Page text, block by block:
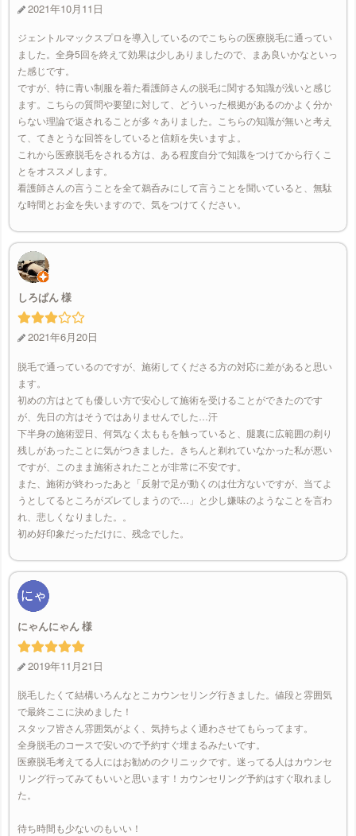
2021年10月11日
ジェントルマックスプロを導入しているのでこちらの医療脱毛に通ってい
ました。全身5回を終えて効果は少しありましたので、まあ良いかなといっ
た感じです。
ですが、特に青い制服を着た看護師さんの脱毛に関する知識が浅いと感じ
ます。こちらの質問や要望に対して、どういった根拠があるのかよく分か
らない理論で返されることが多々ありました。こちらの知識が無いと考え
て、てきとうな回答をしていると信頼を失いますよ。
これから医療脱毛をされる方は、ある程度自分で知識をつけてから行くこ
とをオススメします。
看護師さんの言うことを全て鵜呑みにして言うことを聞いていると、無駄
な時間とお金を失いますので、気をつけてください。
しろぱん
2021年6月20日
脱毛で通っているのですが、施術してくださる方の対応に差があると思い
ます。
初めの方はとても優しい方で安心して施術を受けることができたのです
が、先日の方はそうではありませんでした…汗
下半身の施術翌日、何気なく太ももを触っていると、腿裏に広範囲の剃り
残しがあったことに気がつきました。きちんと剃れていなかった私が悪い
ですが、このまま施術されたことが非常に不安です。
また、施術が終わったあと「反射で足が動くのは仕方ないですが、当てよ
うとしてるところがズレてしまうので…」と少し嫌味のようなことを言わ
れ、悲しくなりました。。
初め好印象だっただけに、残念でした。
にゃんにゃん
2019年11月21日
脱毛したくて結構いろんなとこカウンセリング行きました。値段と雰囲気
で最終ここに決めました！
スタッフ皆さん雰囲気がよく、気持ちよく通わさせてもらってます。
全身脱毛のコースで安いので予約すぐ埋まるみたいです。
医療脱毛考えてる人にはお勧めのクリニックです。迷ってる人はカウンセ
リング行ってみてもいいと思います！カウンセリング予約はすぐ取れまし
た。
待ち時間も少ないのもいい！